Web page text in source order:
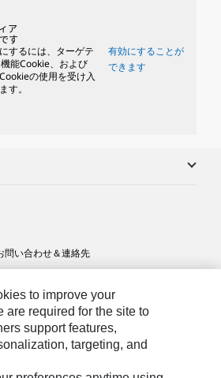
ア
す
するには、ターゲテ
能Cookie、および
の使用を受け入
す。
有効にすることが
できます
い合わせ＆連絡先
to improve your
are required for the site to
support features,
targeting, and